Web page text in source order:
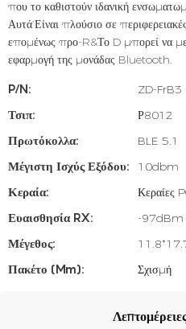
που το καθιστούν ιδανική
Αυτά’Είναι πλούσιο σε
επομένως προ-R&Το D μπορεί να
εφαρμογή της μονάδας Bluetooth.
P/N:
ZD-FrB3
Τσιπ:
Ρ8012
Πρωτόκολλα:
BLE 5.1
Μέγιστη Ισχύς Εξόδου:
10dbm
Κεραία:
Κεραίες
Ευαισθησία RX:
-97dBm
Μέγεθος:
Πακέτο (mm):
Σχισμή